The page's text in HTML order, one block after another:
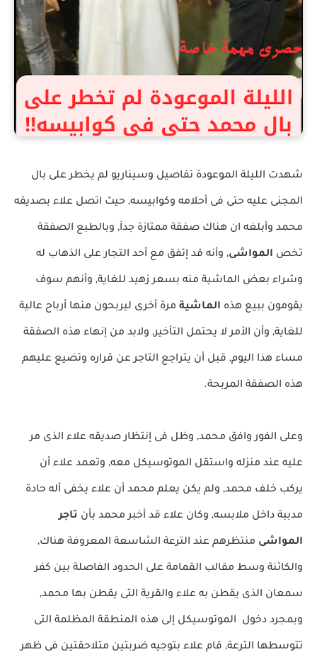
شهدت الليلة الموعودة تفاصيل وسيناريو لم يخطر على بال
المجنى عليه حتى فى أحلامه وكوابيسه, حيث اتصل علاء بصديقه
محمد وأبلغه ان هناك صفقة ممتازة جدآ, وبالطبع الصفقة
تخص المواشى, وأنه قد إتفق مع أحد التجار على الذهاب له
وشراء بعض الماشية منه بسعر زهيد للغاية, وأنهم سوف
يقومون ببيع هذه الماشية مرة أخرى ليربحون منها أرباح عالية
للغاية, وأن الأمر لا يحتمل التأخير, ولابد من إنهاء هذه الصفقة
مساء هذا اليوم, قبل أن يتراجع التاجر عن قراره وتضيع عليهم
هذه الصفقة المربحة.
وعلى الفور وافق محمد, وظل فى إنتظار صديقه علاء الذى مر
عليه عند منزله واستقل الموتوسيكل معه, وتعمد علاء أن
يركب خلف محمد, ولم يكن يعلم محمد أن علاء يخفى آله حادة
مدببة داخل ملابسه, وكان علاء قد أخبر محمد بأن تاجر
المواشى منتظرهم عند الترعة الشاسعة المعروفة هناك,
والكائنة وسط مقالب القمامة على الحدود الفاصلة بين كفر
سمعان الذى يقطن به علاء والقرية التى يقطن بها محمد,
وبمجرد دخول الموتوسيكل إلى هذه المنطقة المظلمة التى
تتوسطها الترعة, قام علاء بتوجيه ضربتين متلاحقتين فى ظهر